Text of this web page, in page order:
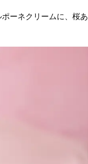
ーネクリームに、桜あ